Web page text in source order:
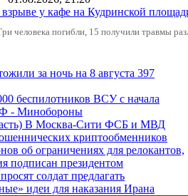
взрыве у кафе на Кудринской
человека погибли, 15 получили травмы
за ночь на 8 августа 397
беспилотников ВСУ с начала
- Минобороны
В Москва-Сити ФСБ и МВД
криптообменников
об ограничениях для релокантов,
подписан президентом
солдат предлагать
идеи для наказания Ирана